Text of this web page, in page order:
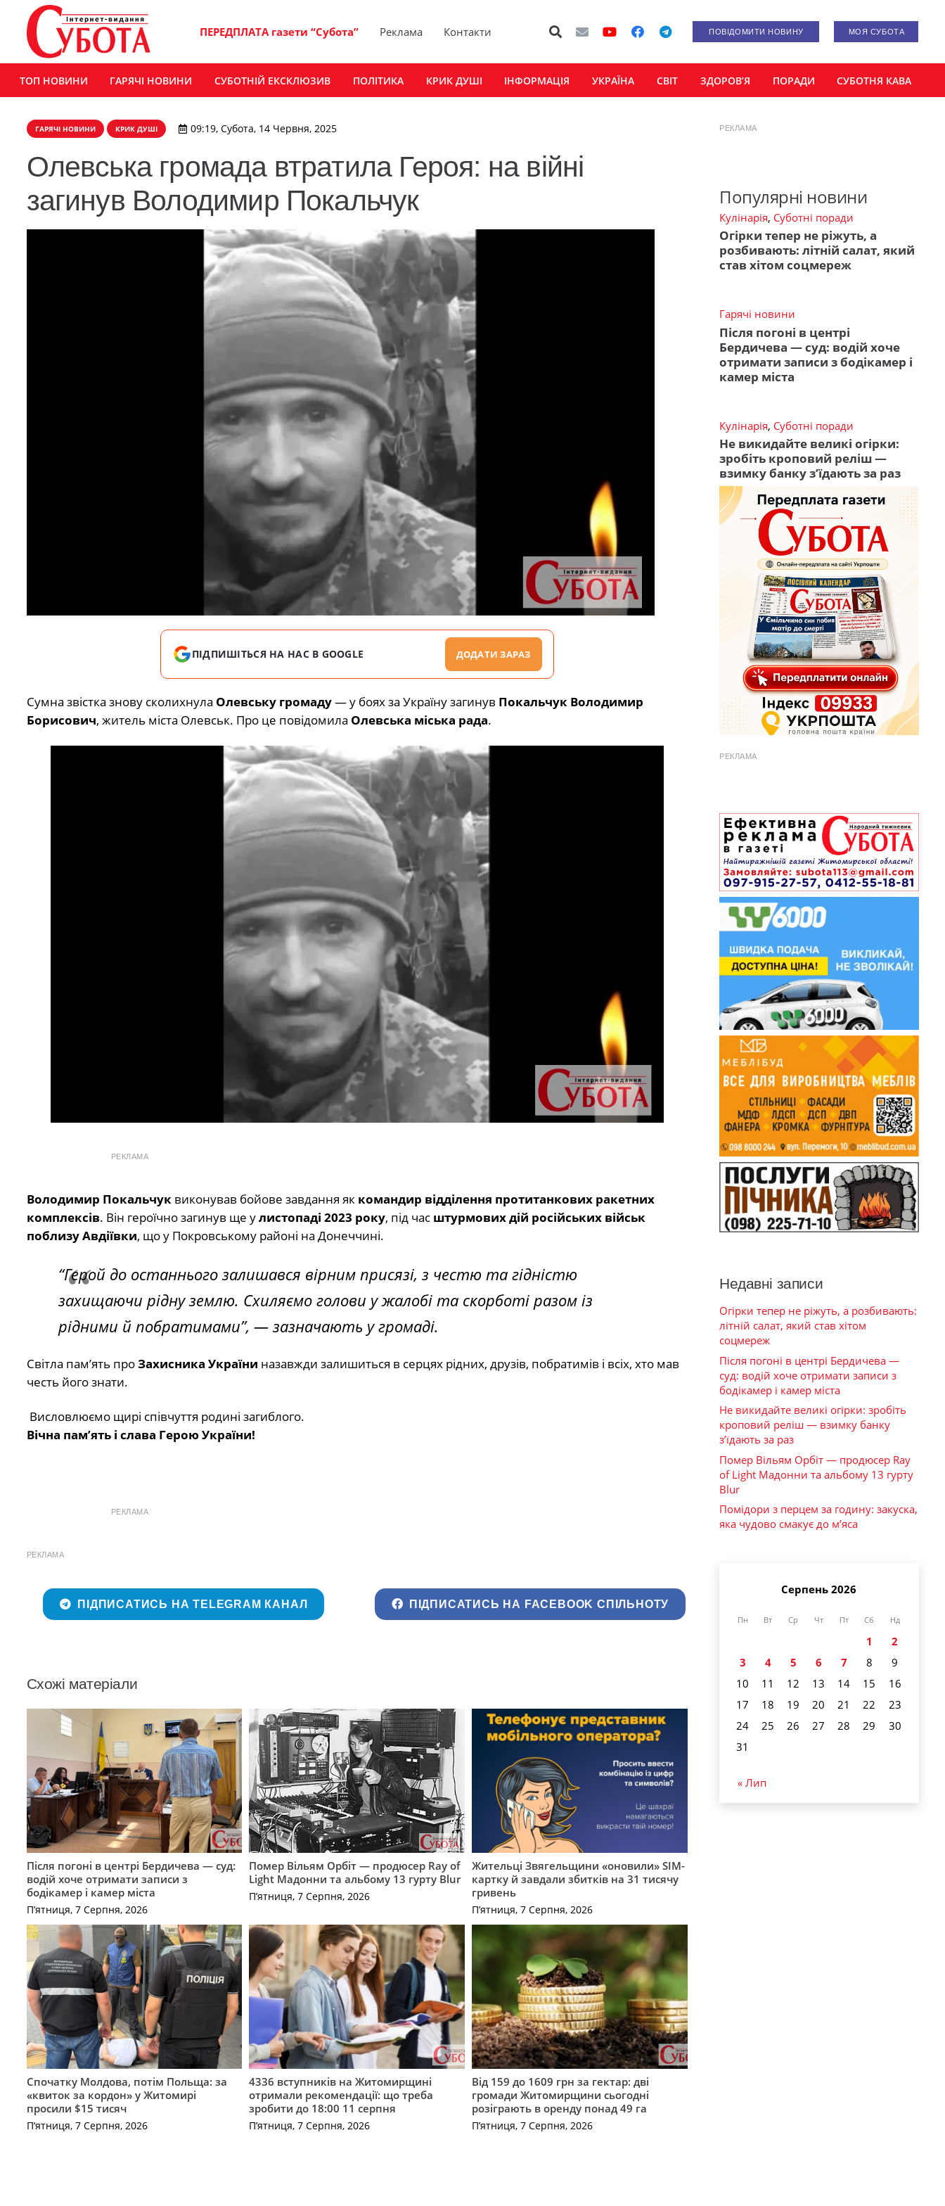
ПЕРЕДПЛАТА газети “Субота” Реклама Контакти ПОВІДОМИТИ НОВИНУ МОЯ СУБОТА
ТОП НОВИНИ ГАРЯЧІ НОВИНИ СУБОТНІЙ ЕКСКЛЮЗИВ ПОЛІТИКА КРИК ДУШІ ІНФОРМАЦІЯ УКРАЇНА СВІТ ЗДОРОВ’Я ПОРАДИ СУБОТНЯ КАВА
ГАРЯЧІ НОВИНИ КРИК ДУШІ 09:19, Субота, 14 Червня, 2025
Олевська громада втратила Героя: на війні
загинув Володимир Покальчук
ПІДПИШІТЬСЯ НА НАС В GOOGLE ДОДАТИ ЗАРАЗ
Сумна звістка знову сколихнула Олевську громаду— у боях за Україну загинув Покальчук Володимир
Борисович, житель міста Олевськ. Про це повідомила Олевська міська рада.
РЕКЛАМА
Володимир Покальчуквиконував бойове завдання як командир відділення протитанкових ракетних
комплексів. Він героїчно загинув ще улистопаді 2023 року, під час штурмових дій російських військ
поблизу Авдіївки, що у Покровському районі на Донеччині.
“Герой до останнього залишався вірним присязі, з честю та гідністю
захищаючи рідну землю. Схиляємо голови у жалобі та скорботі разом із
рідними й побратимами”, — зазначають у громаді.
Світла пам’ять проЗахисника України назавжди залишиться в серцях рідних, друзів, побратимів і всіх, хто мав
честь його знати.
Висловлюємо щирі співчуття родині загиблого.
Вічна пам’ять і слава Герою України!
РЕКЛАМА
РЕКЛАМА
ПІДПИСАТИСЬ НА TELEGRAM КАНАЛ ПІДПИСАТИСЬ НА FACEBOOK СПІЛЬНОТУ
Схожі матеріали
Після погоні в центрі Бердичева — суд:
водій хоче отримати записи з
бодікамер і камер міста
П’ятниця, 7 Серпня, 2026
Помер Вільям Орбіт — продюсер Ray of
Light Мадонни та альбому 13 гурту Blur
П’ятниця, 7 Серпня, 2026
Жительці Звягельщини «оновили» SIM-
картку й завдали збитків на 31 тисячу
гривень
П’ятниця, 7 Серпня, 2026
Спочатку Молдова, потім Польща: за
«квиток за кордон» у Житомирі
просили $15 тисяч
П’ятниця, 7 Серпня, 2026
4336 вступників на Житомирщині
отримали рекомендації: що треба
зробити до 18:00 11 серпня
П’ятниця, 7 Серпня, 2026
Від 159 до 1609 грн за гектар: дві
громади Житомирщини сьогодні
розіграють в оренду понад 49 га
П’ятниця, 7 Серпня, 2026
РЕКЛАМА
Популярні новини
Кулінарія, Суботні поради
Огірки тепер не ріжуть, а
розбивають: літній салат, який
став хітом соцмереж
Гарячі новини
Після погоні в центрі
Бердичева — суд: водій хоче
отримати записи з бодікамер і
камер міста
Кулінарія, Суботні поради
Не викидайте великі огірки:
зробіть кроповий реліш —
взимку банку з’їдають за раз
РЕКЛАМА
Недавні записи
Огірки тепер не ріжуть, а розбивають:
літній салат, який став хітом
соцмереж
Після погоні в центрі Бердичева —
суд: водій хоче отримати записи з
бодікамер і камер міста
Не викидайте великі огірки: зробіть
кроповий реліш — взимку банку
з’їдають за раз
Помер Вільям Орбіт — продюсер Ray
of Light Мадонни та альбому 13 гурту
Blur
Помідори з перцем за годину: закуска,
яка чудово смакує до м’яса
Серпень 2026
Пн Вт Ср Чт Пт Сб Нд
1
2
3
4 5 6 7 8
9
10
11 12 13 14 15
16
17
18 19 20 21 22
23
24
25 26 27 28 29
30
31
« Лип